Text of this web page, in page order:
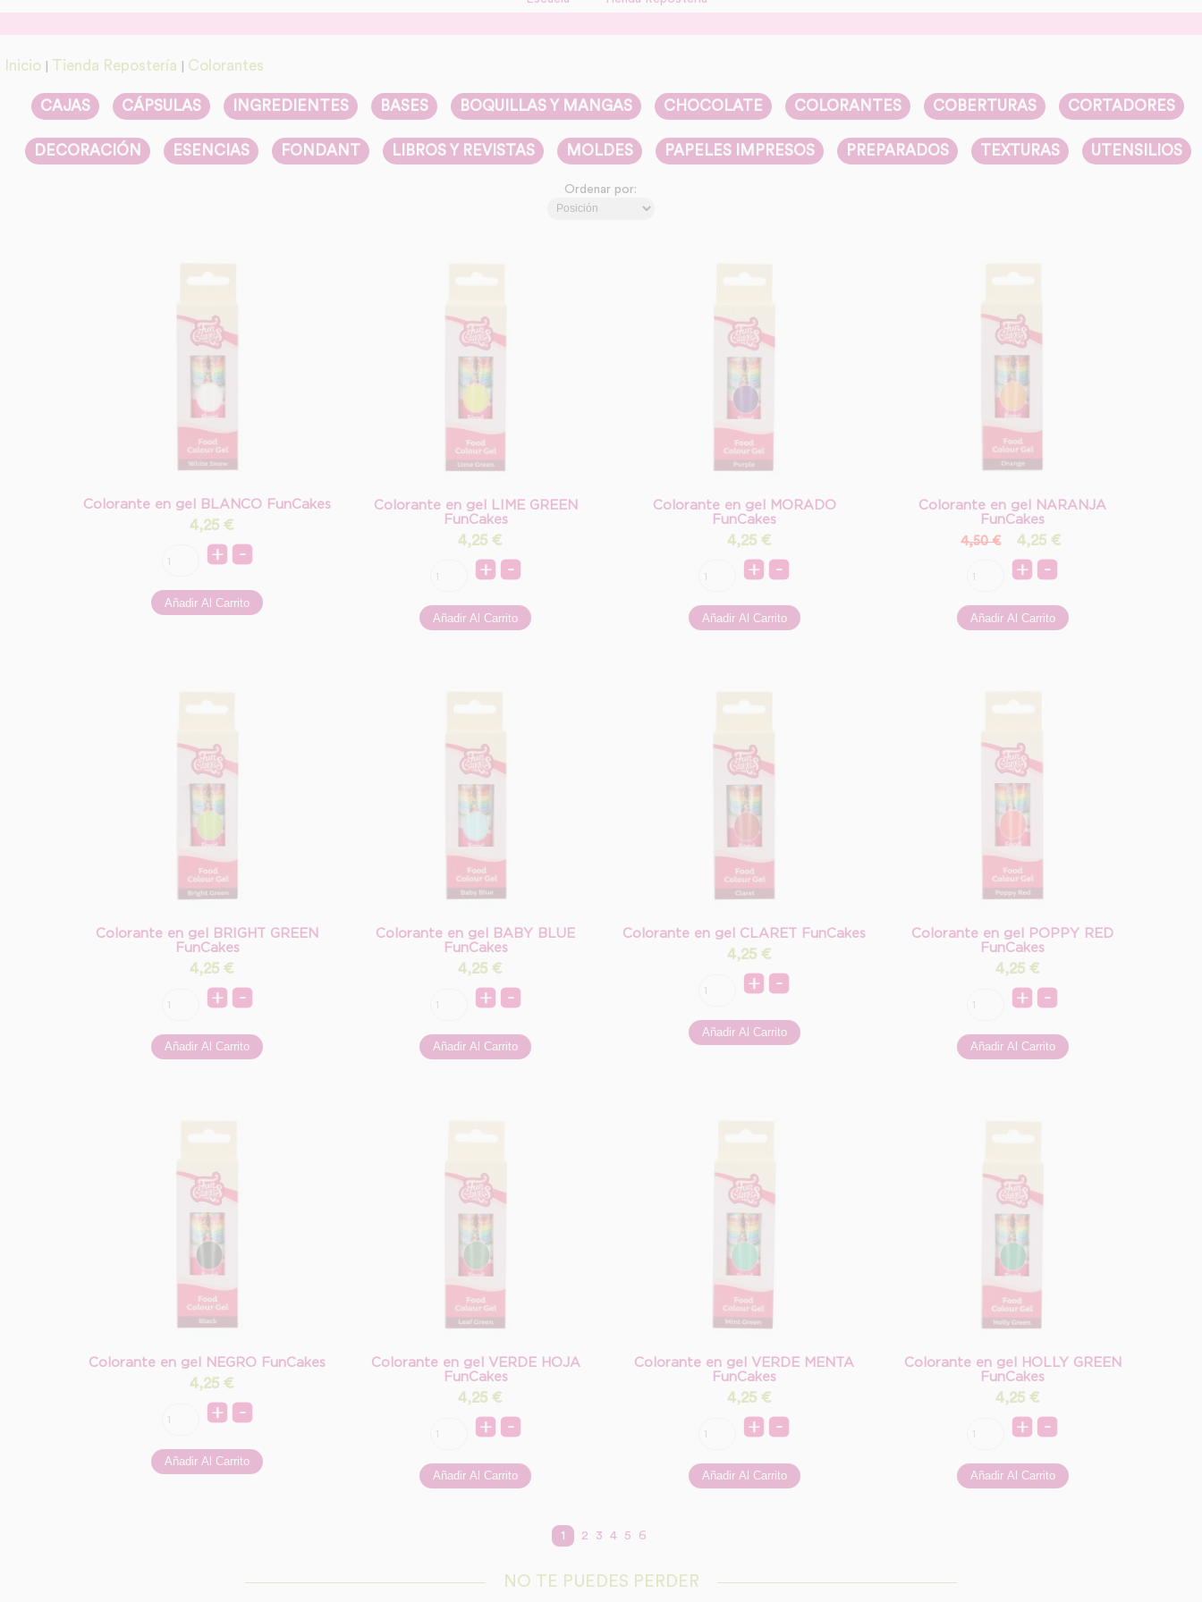
Inicio Tienda Repostería Colorantes
CAJAS CÁPSULAS INGREDIENTES BASES BOQUILLAS Y MANGAS CHOCOLATE COLORANTES COBERTURAS CORTADORES
DECORACIÓN ESENCIAS FONDANT LIBROS Y REVISTAS MOLDES PAPELES IMPRESOS PREPARADOS TEXTURAS UTENSILIOS
Ordenar por:
Colorante en gel BLANCO FunCakes
4,25 €
Colorante en gel LIME GREEN
FunCakes
4,25 €
Colorante en gel MORADO
FunCakes
4,25 €
Colorante en gel NARANJA
FunCakes
4,50 € 4,25 €
Colorante en gel BRIGHT GREEN
FunCakes
4,25 €
Colorante en gel BABY BLUE
FunCakes
4,25 €
Colorante en gel CLARET FunCakes
4,25 €
Colorante en gel POPPY RED
FunCakes
4,25 €
Colorante en gel NEGRO FunCakes
4,25 €
Colorante en gel VERDE HOJA
FunCakes
4,25 €
Colorante en gel VERDE MENTA
FunCakes
4,25 €
Colorante en gel HOLLY GREEN
FunCakes
4,25 €
1 2 3 4 5 6
NO TE PUEDES PERDER